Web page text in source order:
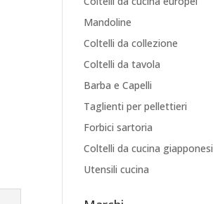
Mandoline
Coltelli da collezione
Coltelli da tavola
Barba e Capelli
Taglienti per pellettieri
Forbici sartoria
Coltelli da cucina giapponesi
Utensili cucina